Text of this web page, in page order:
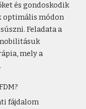
és gondoskodik
optimális módon
Feladata a
mely a
fájdalom